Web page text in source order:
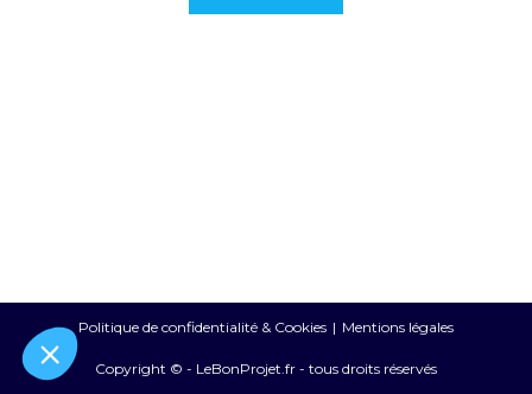
Politique de confidentialité & Cookies Mentions légales
Copyright © - LeBonProjet.fr - tous droits réservés